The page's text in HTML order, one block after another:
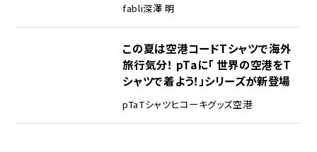
fabli深澤 明
この夏は空港コードTシャツで海外
旅行気分！ pTaに「 世界の空港をT
シャツで着よう！」シリーズが新登場
pTaTシャツヒコーキグッズ空港